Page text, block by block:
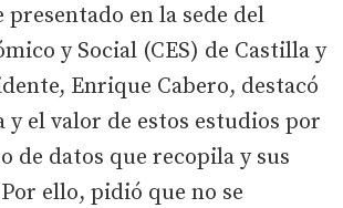
en la sede del
y Social (CES) de Castilla y
Enrique Cabero, destacó
el valor de estos estudios por
de datos que recopila y sus
ello, pidió que no se